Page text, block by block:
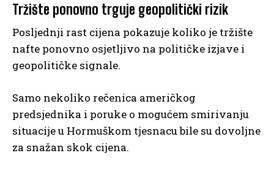
Tržište ponovno trguje geopolitički rizik
Posljednji rast cijena pokazuje koliko je tržište
nafte ponovno osjetljivo na političke izjave i
geopolitičke signale.
Samo nekoliko rečenica američkog
predsjednika i poruke o mogućem smirivanju
situacije u Hormuškom tjesnacu bile su dovoljne
za snažan skok cijena.